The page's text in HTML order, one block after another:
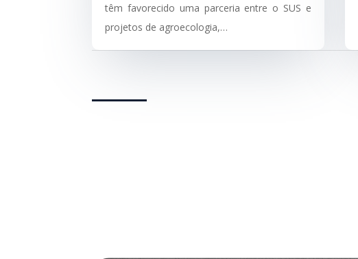
têm favorecido uma parceria entre o SUS e
projetos de agroecologia,…